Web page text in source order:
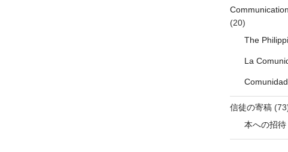
(20)
The
La
信徒の寄稿
本への招待